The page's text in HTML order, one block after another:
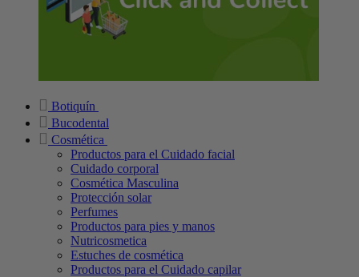
Botiquín
Bucodental
Cosmética
Productos para el Cuidado facial
Cuidado corporal
Cosmética Masculina
Protección solar
Perfumes
Productos para pies y manos
Nutricosmetica
Estuches de cosmética
Productos para el Cuidado capilar